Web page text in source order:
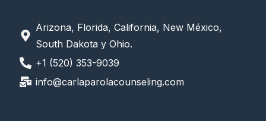
Arizona, Florida, California, New México,
South Dakota y Ohio.
+1 (520) 353-9039
info@carlaparolacounseling.com